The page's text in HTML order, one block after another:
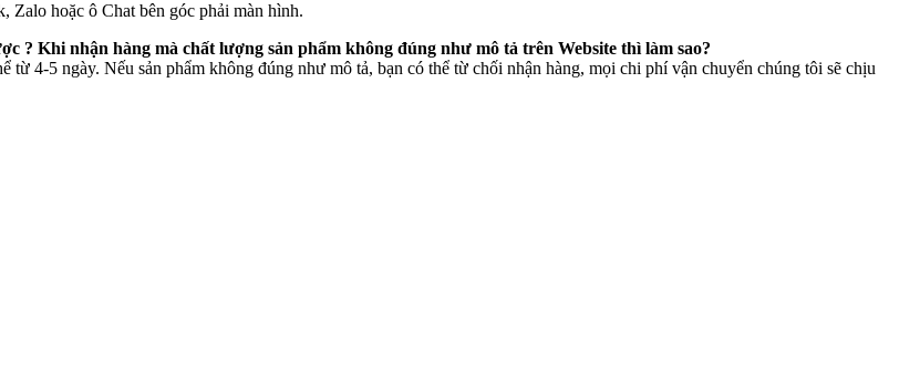
Zalo hoặc ô Chat bên góc phải màn hình.
? Khi nhận hàng mà chất lượng sản phẩm không đúng như mô tả trên Website thì làm sao?
4-5 ngày. Nếu sản phẩm không đúng như mô tả, bạn có thể từ chối nhận hàng, mọi chi phí vận chuyển chúng tôi sẽ chịu